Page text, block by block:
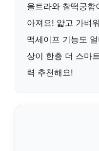
울트라와 찰떡궁합
아져요! 얇고 가벼
맥세이프 기능도
상이 한층 더 스마
력 추천해요!